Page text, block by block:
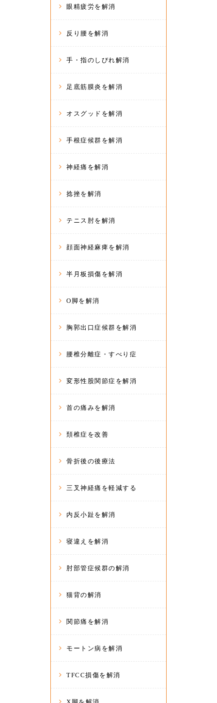
眼精疲労を解消
反り腰を解消
手・指のしびれ解消
足底筋膜炎を解消
オスグッドを解消
手根症候群を解消
神経痛を解消
捻挫を解消
テニス肘を解消
顔面神経麻痺を解消
半月板損傷を解消
O脚を解消
胸郭出口症候群を解消
腰椎分離症・すべり症
変形性股関節症を解消
首の痛みを解消
頚椎症を改善
骨折後の後療法
三叉神経痛を軽減する
内反小趾を解消
寝違えを解消
肘部管症候群の解消
猫背の解消
関節痛を解消
モートン病を解消
TFCC損傷を解消